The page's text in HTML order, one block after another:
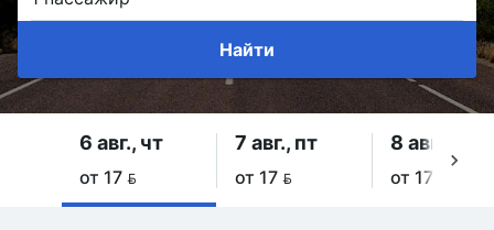
Найти
6 авг., чт
от 17 
7 авг., пт
от 17 
8 авг., сб
от 17 